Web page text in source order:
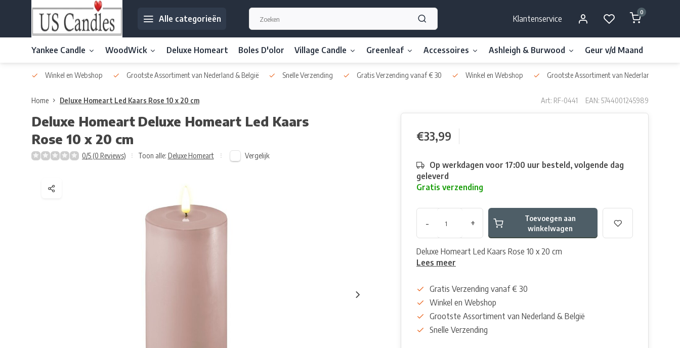
Alle categorieën Klantenservice
0
Yankee Candle WoodWick Deluxe Homeart Boles D'olor Village Candle Greenleaf Accessoires Ashleigh & Burwood Geur v/d Maand
Winkel en Webshop Grootste Assortiment van Nederland & België Snelle Verzending Gratis Verzending vanaf € 30 Winkel en Webshop Grootste Assortiment van Nederland & België
Home Deluxe Homeart Led Kaars Rose 10 x 20 cm Art: RF-0441 EAN: 5744001245989
Deluxe Homeart Deluxe Homeart Led Kaars
Rose 10 x 20 cm
0/5 (0 Reviews) Toon alle: Deluxe Homeart Vergelijk
€33,99
Op werkdagen voor 17:00 uur besteld, volgende dag
geleverd
Gratis verzending
- +
Toevoegen aan
winkelwagen
Deluxe Homeart Led Kaars Rose 10 x 20 cm
Lees meer
Gratis Verzending vanaf € 30
Winkel en Webshop
Grootste Assortiment van Nederland & België
Snelle Verzending